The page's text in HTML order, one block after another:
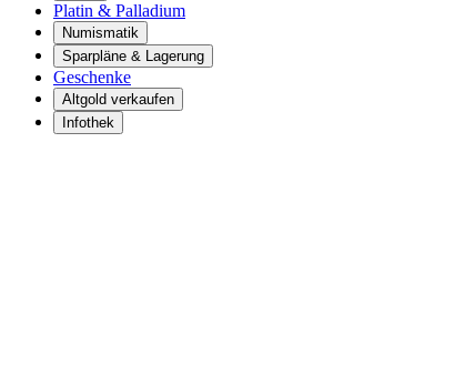
Platin & Palladium
Numismatik
Sparpläne & Lagerung
Geschenke
Altgold verkaufen
Infothek